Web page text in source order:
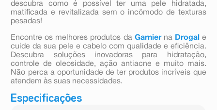
descubra como é possível ter uma pele hidratada,
matificada e revitalizada sem o incômodo de texturas
pesadas!
Encontre os melhores produtos da Garnier na Drogal
e
cuide da sua pele e cabelo com qualidade e eficiência.
Descubra soluções inovadoras para hidratação,
controle de oleosidade, ação antiacne e muito mais.
Não perca a oportunidade de ter produtos incríveis que
atendem às suas necessidades.
Especificações